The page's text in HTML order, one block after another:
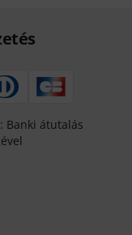
Banki átutalás